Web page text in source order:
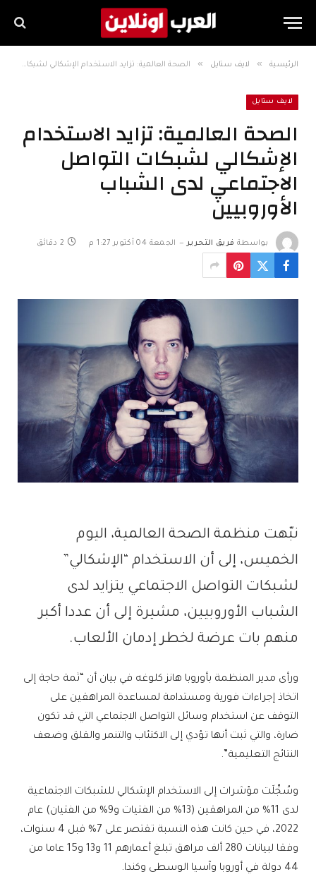
الرئيسية » لايف ستايل » الصحة العالمية: تزايد الاستخدام الإشكالي لشبكات التواصل الاجتماعي لدى الشباب الأوروبيين
لايف ستايل
الصحة العالمية: تزايد الاستخدام
الإشكالي لشبكات التواصل
الاجتماعي لدى الشباب
الأوروبيين
بواسطة فريق التحرير الجمعة 04 أكتوبر 1:27 م 2 دقائق
نبّهت منظمة الصحة العالمية، اليوم
الخميس، إلى أن الاستخدام “الإشكالي”
لشبكات التواصل الاجتماعي يتزايد لدى
الشباب الأوروبيين، مشيرة إلى أن عددا أكبر
منهم بات عرضة لخطر إدمان الألعاب.
ورأى مدير المنظمة بأوروبا هانز كلوغه في بيان أن “ثمة حاجة إلى
اتخاذ إجراءات فورية ومستدامة لمساعدة المراهقين على
التوقف عن استخدام وسائل التواصل الاجتماعي التي قد تكون
ضارة، والتي ثبت أنها تؤدي إلى الاكتئاب والتنمر والقلق وضعف
النتائج التعليمية”.
وسُجِّلَت مؤشرات إلى الاستخدام الإشكالي للشبكات الاجتماعية
لدى 11% من المراهقين (13% من الفتيات و9% من الفتيان) عام
2022، في حين كانت هذه النسبة تقتصر على 7% قبل 4 سنوات،
وفقا لبيانات 280 ألف مراهق تبلغ أعمارهم 11 و13 و15 عاما من
44 دولة في أوروبا وآسيا الوسطى وكندا.